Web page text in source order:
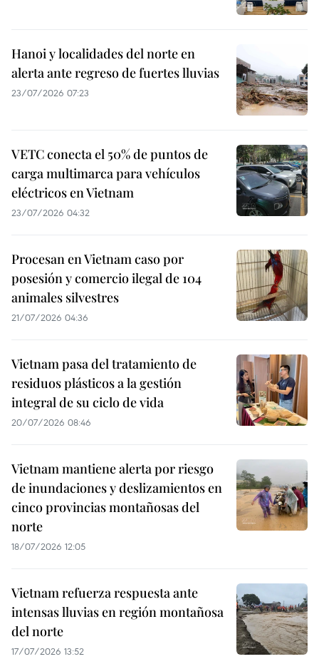
Hanoi y localidades del norte en
alerta ante regreso de fuertes lluvias
23/07/2026 07:23
VETC conecta el 50% de puntos de
carga multimarca para vehículos
eléctricos en Vietnam
23/07/2026 04:32
Procesan en Vietnam caso por
posesión y comercio ilegal de 104
animales silvestres
21/07/2026 04:36
Vietnam pasa del tratamiento de
residuos plásticos a la gestión
integral de su ciclo de vida
20/07/2026 08:46
Vietnam mantiene alerta por riesgo
de inundaciones y deslizamientos en
cinco provincias montañosas del
norte
18/07/2026 12:05
Vietnam refuerza respuesta ante
intensas lluvias en región montañosa
del norte
17/07/2026 13:52